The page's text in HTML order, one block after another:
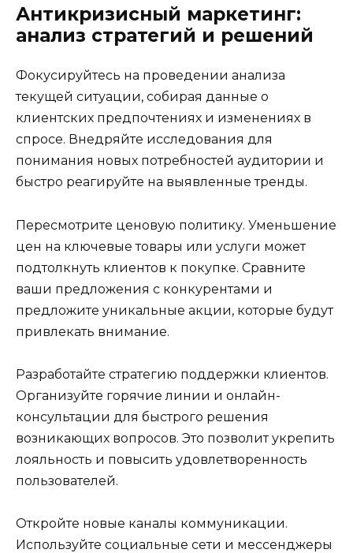
Антикризисный маркетинг:
анализ стратегий и решений
Фокусируйтесь на проведении анализа
текущей ситуации, собирая данные о
клиентских предпочтениях и изменениях в
спросе. Внедряйте исследования для
понимания новых потребностей аудитории и
быстро реагируйте на выявленные тренды.
Пересмотрите ценовую политику. Уменьшение
цен на ключевые товары или услуги может
подтолкнуть клиентов к покупке. Сравните
ваши предложения с конкурентами и
предложите уникальные акции, которые будут
привлекать внимание.
Разработайте стратегию поддержки клиентов.
Организуйте горячие линии и онлайн-
консультации для быстрого решения
возникающих вопросов. Это позволит укрепить
лояльность и повысить удовлетворенность
пользователей.
Откройте новые каналы коммуникации.
Используйте социальные сети и мессенджеры